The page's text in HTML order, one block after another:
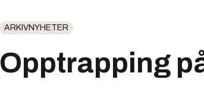
ARKIVNYHETER
Opptrapping